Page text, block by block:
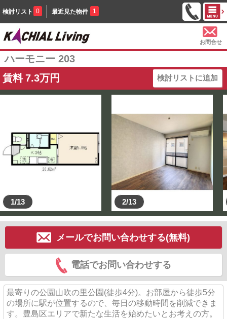
検討リスト 0 最近見た物件 1
お問合せ
ハーモニー 203
賃料 7.3万円 検討リストに追加
1/13 2/13
メールでお問い合わせする(無料)
電話でお問い合わせする
最寄りの公園山吹の里公園(徒歩4分)。お部屋から徒歩5分
の場所に駅が位置するので、毎日の移動時間を削減できま
す。豊島区エリアで新たな生活を始めたいとお考えの方。